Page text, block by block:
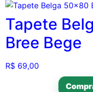
Tapete
Bree Bege
R$ 69,00